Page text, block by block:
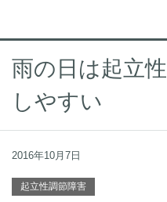
雨の日は起立
しやすい
2016年10月7日
起立性調節障害